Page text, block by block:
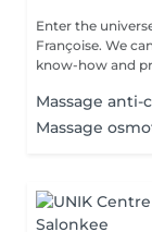
Enter the
Françoise. We
know-how and
Massage anti-
Massage